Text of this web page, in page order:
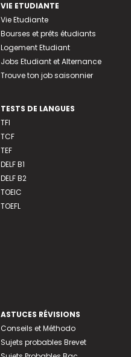
VIE ETUDIANTE
Vie Etudiante
Bourses et prêts étudiants
Logement Etudiant
Jobs Etudiant et Alternance
Trouve ton job saisonnier
TESTS DE LANGUES
TFI
TCF
TEF
DELF B1
DELF B2
TOEIC
TOEFL
ASTUCES RÉVISIONS
Conseils et Méthodo
Sujets probables Brevet